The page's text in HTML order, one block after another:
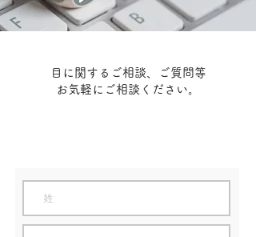
​目に関するご相談、ご質問等
お気軽にご相談ください。